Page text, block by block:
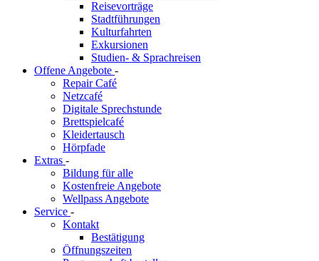
Reisevorträge
Stadtführungen
Kulturfahrten
Exkursionen
Studien- & Sprachreisen
Offene Angebote -
Repair Café
Netzcafé
Digitale Sprechstunde
Brettspielcafé
Kleidertausch
Hörpfade
Extras -
Bildung für alle
Kostenfreie Angebote
Wellpass Angebote
Service -
Kontakt
Bestätigung
Öffnungszeiten